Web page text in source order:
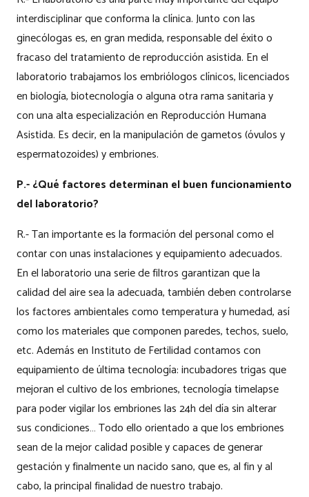
interdisciplinar que conforma la clínica. Junto con las
ginecólogas es, en gran medida, responsable del éxito o
fracaso del tratamiento de reproducción asistida. En el
laboratorio trabajamos los embriólogos clínicos, licenciados
en biología, biotecnología o alguna otra rama sanitaria y
con una alta especialización en Reproducción Humana
Asistida. Es decir, en la manipulación de gametos (óvulos y
espermatozoides) y embriones.
P.- ¿Qué factores determinan el buen funcionamiento
del laboratorio?
R.- Tan importante es la formación del personal como el
contar con unas instalaciones y equipamiento adecuados.
En el laboratorio una serie de filtros garantizan que la
calidad del aire sea la adecuada, también deben controlarse
los factores ambientales como temperatura y humedad, así
como los materiales que componen paredes, techos, suelo,
etc. Además en Instituto de Fertilidad contamos con
equipamiento de última tecnología: incubadores trigas que
mejoran el cultivo de los embriones, tecnología timelapse
para poder vigilar los embriones las 24h del día sin alterar
sus condiciones… Todo ello orientado a que los embriones
sean de la mejor calidad posible y capaces de generar
gestación y finalmente un nacido sano, que es, al fin y al
cabo, la principal finalidad de nuestro trabajo.